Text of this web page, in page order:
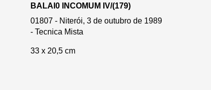
BALAI0 INCOMUM IV/(179)
01807 - Niterói, 3 de outubro de 1989
- Tecnica Mista
33 x 20,5 cm